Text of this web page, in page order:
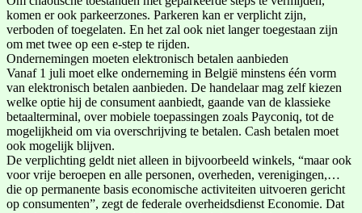
komen er ook parkeerzones. Parkeren kan er verplicht zijn,
verboden of toegelaten. En het zal ook niet langer toegestaan zijn
om met twee op een e-step te rijden.
Ondernemingen moeten elektronisch betalen aanbieden
Vanaf 1 juli moet elke onderneming in België minstens één vorm
van elektronisch betalen aanbieden. De handelaar mag zelf kiezen
welke optie hij de consument aanbiedt, gaande van de klassieke
betaalterminal, over mobiele toepassingen zoals Payconiq, tot de
mogelijkheid om via overschrijving te betalen. Cash betalen moet
ook mogelijk blijven.
De verplichting geldt niet alleen in bijvoorbeeld winkels, “maar ook
voor vrije beroepen en alle personen, overheden, verenigingen,…
die op permanente basis economische activiteiten uitvoeren gericht
op consumenten”, zegt de federale overheidsdienst Economie. Dat